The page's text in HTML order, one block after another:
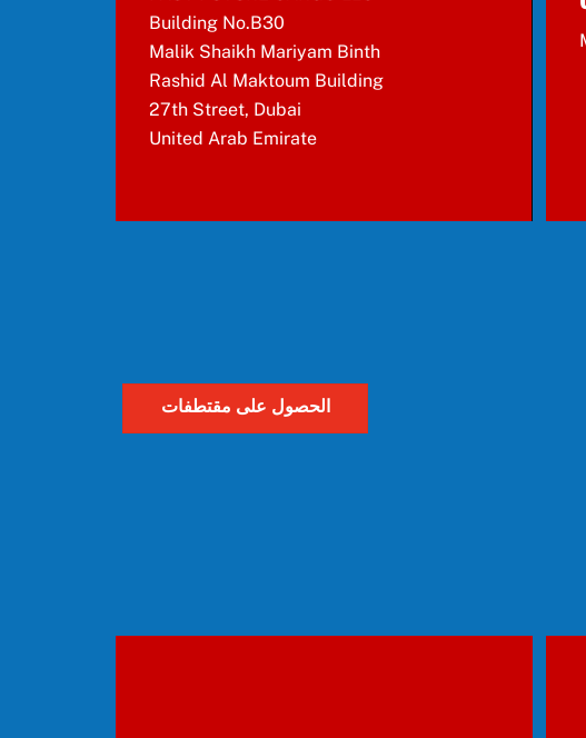
Building No.B30
Malik Shaikh Mariyam Binth
Rashid Al Maktoum Building
27th Street, Dubai
United Arab Emirate
الحصول على مقتطفات